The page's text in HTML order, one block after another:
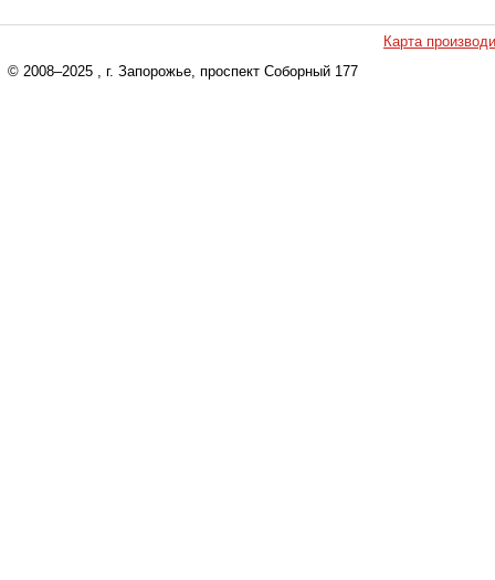
Карта
© 2008–2025 , г. Запорожье, проспект Соборный 177